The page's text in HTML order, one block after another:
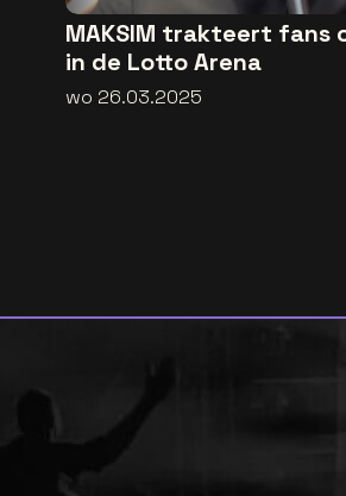
MAKSIM trakteert fans
in de Lotto Arena
wo 26.03.2025